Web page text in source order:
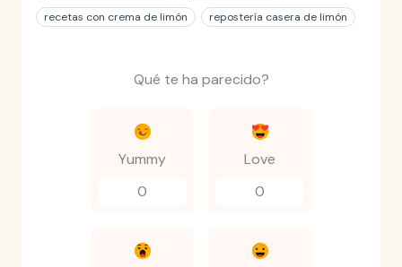
recetas con crema de limón
repostería casera de limón
Qué te ha parecido?
Yummy
0
Love
0